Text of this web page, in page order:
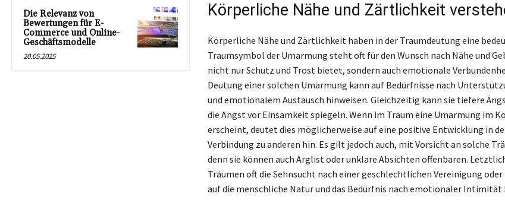
Die Relevanz von
Bewertungen für E-
Commerce und Online-
Geschäftsmodelle
20.05.2025
Körperliche Nähe und Zärtlichkeit
Körperliche Nähe und Zärtlichkeit haben in der Traumdeutung eine
Traumsymbol der Umarmung steht oft für den Wunsch nach Nähe und
nicht nur Schutz und Trost bietet, sondern auch emotionale
Deutung einer solchen Umarmung kann auf Bedürfnisse nach
und emotionalem Austausch hinweisen. Gleichzeitig kann sie tiefere
die Angst vor Einsamkeit spiegeln. Wenn im Traum eine Umarmung im
erscheint, deutet dies möglicherweise auf eine positive Entwicklung in
Verbindung zu anderen hin. Es gilt jedoch auch, mit Vorsicht an solche
denn sie können auch Arglist oder unklare Absichten offenbaren.
Träumen oft die Sehnsucht nach einer geschlechtlichen Vereinigung
auf die menschliche Natur und das Bedürfnis nach emotionaler Intimität